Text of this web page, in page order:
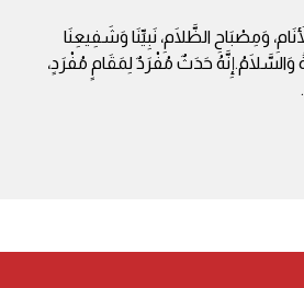
وَمِصْبَاحِ الظَّلَامِ، نَبِيِّنَا وَشَفِيعِنَا
وَالسَّلَامُ.إِنَّهُ حَدَثٌ مُفْرَدٌ لِمَقَامٍ مُفْرَدٍ،